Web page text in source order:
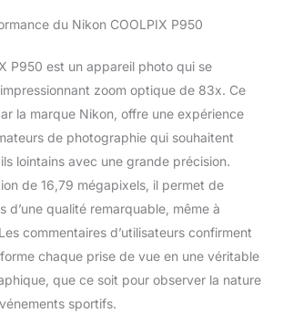
du Nikon COOLPIX P950
P950 est un appareil photo qui se
zoom optique de 83x. Ce
la marque Nikon, offre une expérience
de photographie qui souhaitent
lointains avec une grande précision.
de 16,79 mégapixels, il permet de
d’une qualité remarquable, même à
commentaires d’utilisateurs confirment
chaque prise de vue en une véritable
que ce soit pour observer la nature
sportifs.